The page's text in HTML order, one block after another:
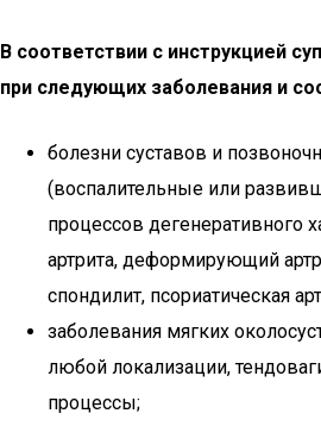
В соответствии с инструкцией
при следующих заболевания и
болезни суставов и
(воспалительные или
процессов дегенеративного
артрита, деформирующий
спондилит, псориатическая
заболевания мягких
любой локализации,
процессы;